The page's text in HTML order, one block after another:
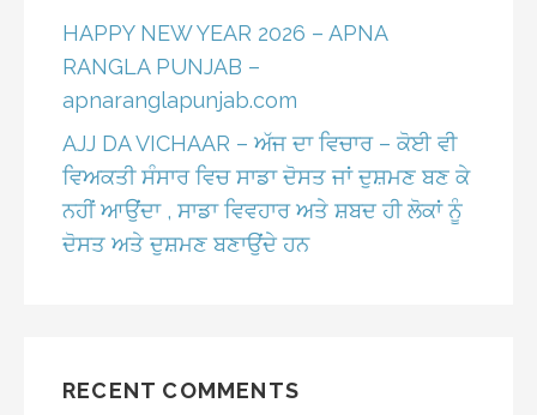
HAPPY NEW YEAR 2026 – APNA
RANGLA PUNJAB –
apnaranglapunjab.com
AJJ DA VICHAAR – ਅੱਜ ਦਾ ਵਿਚਾਰ – ਕੋਈ ਵੀ
ਵਿਅਕਤੀ ਸੰਸਾਰ ਵਿਚ ਸਾਡਾ ਦੋਸਤ ਜਾਂ ਦੁਸ਼ਮਣ ਬਣ ਕੇ
ਨਹੀਂ ਆਉਂਦਾ , ਸਾਡਾ ਵਿਵਹਾਰ ਅਤੇ ਸ਼ਬਦ ਹੀ ਲੋਕਾਂ ਨੂੰ
ਦੋਸਤ ਅਤੇ ਦੁਸ਼ਮਣ ਬਣਾਉਂਦੇ ਹਨ
RECENT COMMENTS